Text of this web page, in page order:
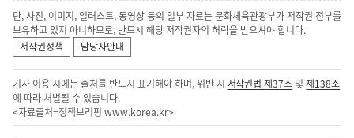
단, 사진, 이미지, 일러스트, 동영상 등의 일부 자료는 문화체육관광부가 저작권 전부를
보유하고 있지 아니하므로, 반드시 해당 저작권자의 허락을 받으셔야 합니다.
저작권정책
담당자안내
기사 이용 시에는 출처를 반드시 표기해야 하며, 위반 시 저작권법 제37조 및제138조
에 따라 처벌될 수 있습니다.
<자료출처=정책브리핑 www.korea.kr>